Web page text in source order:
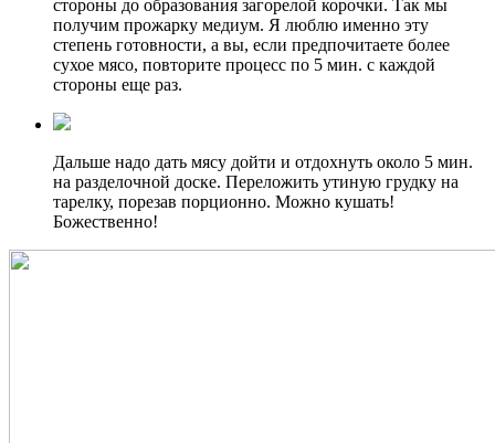
стороны до образования загорелой корочки. Так мы
получим прожарку медиум. Я люблю именно эту
степень готовности, а вы, если предпочитаете более
сухое мясо, повторите процесс по 5 мин. с каждой
стороны еще раз.
Дальше надо дать мясу дойти и отдохнуть около 5 мин.
на разделочной доске. Переложить утиную грудку на
тарелку, порезав порционно. Можно кушать!
Божественно!